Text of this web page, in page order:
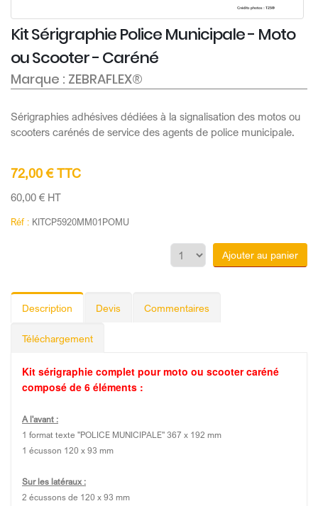
Kit Sérigraphie Police Municipale - Moto
ou Scooter - Caréné
Marque : ZEBRAFLEX®
Sérigraphies adhésives dédiées à la signalisation des motos ou
scooters carénés de service des agents de police municipale.
72,00 € TTC
60,00 € HT
Réf : KITCP5920MM01POMU
Ajouter au panier
Description Devis Commentaires
Téléchargement
Kit sérigraphie complet pour moto ou scooter caréné
composé de 6 éléments :
A l'avant :
1 format texte "POLICE MUNICIPALE" 367 x 192 mm
1 écusson 120 x 93 mm
Sur les latéraux :
2 écussons de 120 x 93 mm